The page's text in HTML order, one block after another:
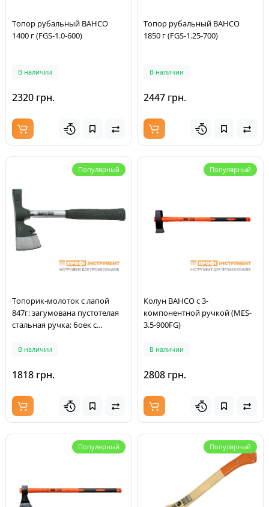
Топор рубальный BAHCO
1400 г (FGS-1.0-600)
В наличии
2320 грн.
Топор рубальный BAHCO
1850 г (FGS-1.25-700)
В наличии
2447 грн.
Популярный
Топорик-молоток с лапой
847г; загумована пустотелая
стальная ручка; боек с
В наличии
1818 грн.
Популярный
Колун BAHCO с 3-
компонентной ручкой (MES-
3.5-900FG)
В наличии
2808 грн.
Популярный Популярный